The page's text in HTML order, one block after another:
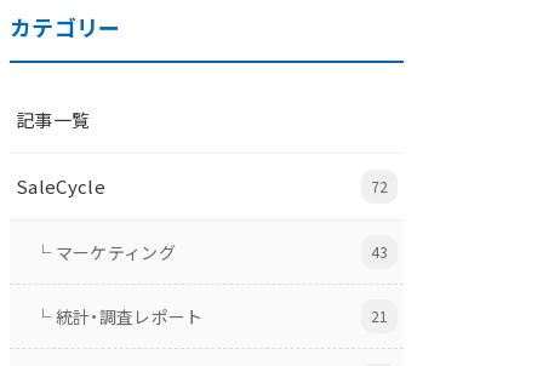
カテゴリー
記事一覧
SaleCycle 72
└ マーケティング 43
└ 統計・調査レポート 21